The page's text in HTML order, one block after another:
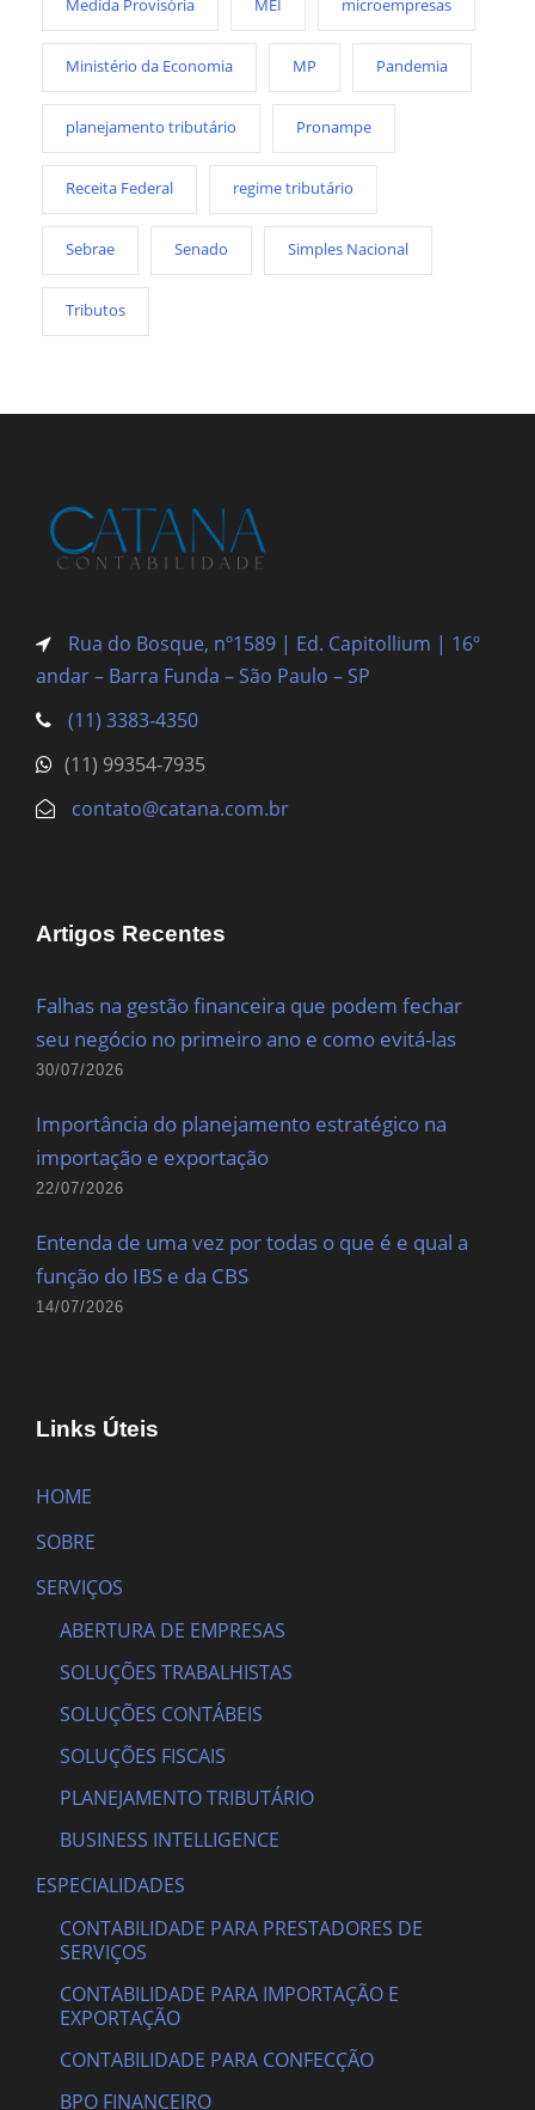
Medida Provisória MEI microempresas
Ministério da Economia MP Pandemia
planejamento tributário Pronampe
Receita Federal regime tributário
Sebrae Senado Simples Nacional
Tributos
Rua do Bosque, nº1589 | Ed. Capitollium | 16º
andar – Barra Funda – São Paulo – SP
(11) 3383-4350
(11) 99354-7935
contato@catana.com.br
Artigos Recentes
Falhas na gestão financeira que podem fechar
seu negócio no primeiro ano e como evitá-las
30/07/2026
Importância do planejamento estratégico na
importação e exportação
22/07/2026
Entenda de uma vez por todas o que é e qual a
função do IBS e da CBS
14/07/2026
Links Úteis
HOME
SOBRE
SERVIÇOS
ABERTURA DE EMPRESAS
SOLUÇÕES TRABALHISTAS
SOLUÇÕES CONTÁBEIS
SOLUÇÕES FISCAIS
PLANEJAMENTO TRIBUTÁRIO
BUSINESS INTELLIGENCE
ESPECIALIDADES
CONTABILIDADE PARA PRESTADORES DE
SERVIÇOS
CONTABILIDADE PARA IMPORTAÇÃO E
EXPORTAÇÃO
CONTABILIDADE PARA CONFECÇÃO
BPO FINANCEIRO